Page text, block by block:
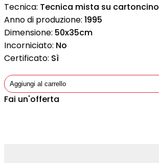
Tecnica: Tecnica mista su cartoncino
Anno di produzione: 1995
Dimensione: 50x35cm
Incorniciato: No
Certificato: Sì
Aggiungi al carrello
Fai un'offerta